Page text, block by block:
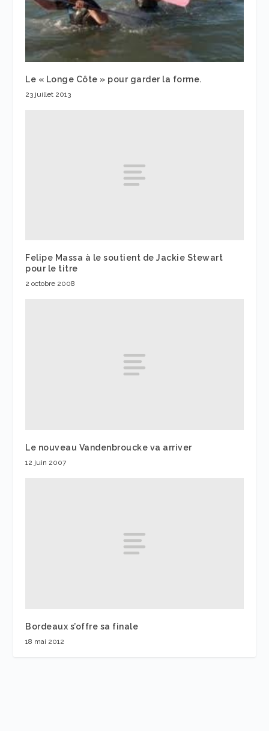
Le « Longe Côte » pour garder la forme.
23 juillet 2013
Felipe Massa à le soutient de Jackie Stewart
pour le titre
2 octobre 2008
Le nouveau Vandenbroucke va arriver
12 juin 2007
Bordeaux s’offre sa finale
18 mai 2012